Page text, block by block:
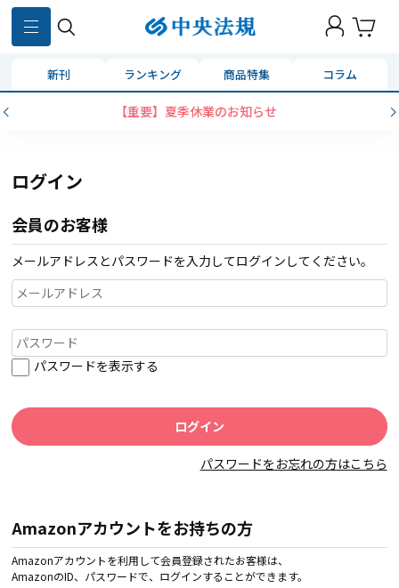
新刊 ランキング 商品特集 コラム
【重要】夏季休業のお知らせ
ログイン
会員のお客様
メールアドレスとパスワードを入力してログインしてください。
パスワードを表示する
パスワードをお忘れの方はこちら
Amazonアカウントをお持ちの方
Amazonアカウントを利用して会員登録されたお客様は、
AmazonのID、パスワードで、ログインすることができます。